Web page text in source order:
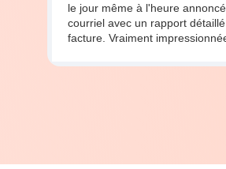
le jour même à l'heure
courriel avec un rapport
facture. Vraiment